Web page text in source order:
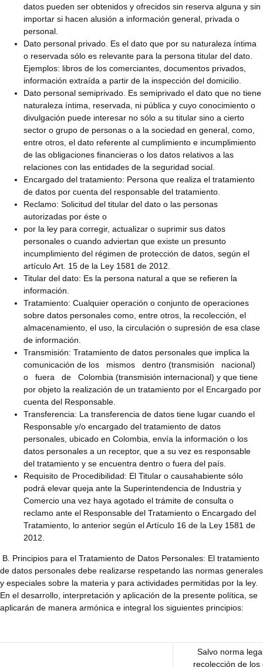
datos pueden ser obtenidos y ofrecidos sin reserva alguna y sin
importar si hacen alusión a información general, privada o
personal.
Dato personal privado. Es el dato que por su naturaleza íntima
o reservada sólo es relevante para la persona titular del dato.
Ejemplos: libros de los comerciantes, documentos privados,
información extraída a partir de la inspección del domicilio.
Dato personal semiprivado. Es semiprivado el dato que no tiene
naturaleza íntima, reservada, ni pública y cuyo conocimiento o
divulgación puede interesar no sólo a su titular sino a cierto
sector o grupo de personas o a la sociedad en general, como,
entre otros, el dato referente al cumplimiento e incumplimiento
de las obligaciones financieras o los datos relativos a las
relaciones con las entidades de la seguridad social.
Encargado del tratamiento: Persona que realiza el tratamiento
de datos por cuenta del responsable del tratamiento.
Reclamo: Solicitud del titular del dato o las personas
autorizadas por éste o
por la ley para corregir, actualizar o suprimir sus datos
personales o cuando adviertan que existe un presunto
incumplimiento del régimen de protección de datos, según el
artículo Art. 15 de la Ley 1581 de 2012.
Titular del dato: Es la persona natural a que se refieren la
información.
Tratamiento: Cualquier operación o conjunto de operaciones
sobre datos personales como, entre otros, la recolección, el
almacenamiento, el uso, la circulación o supresión de esa clase
de información.
Transmisión: Tratamiento de datos personales que implica la
comunicación de los mismos dentro (transmisión nacional)
o fuera de Colombia (transmisión internacional) y que tiene
por objeto la realización de un tratamiento por el Encargado por
cuenta del Responsable.
Transferencia: La transferencia de datos tiene lugar cuando el
Responsable y/o encargado del tratamiento de datos
personales, ubicado en Colombia, envía la información o los
datos personales a un receptor, que a su vez es responsable
del tratamiento y se encuentra dentro o fuera del país.
Requisito de Procedibilidad: El Titular o causahabiente sólo
podrá elevar queja ante la Superintendencia de Industria y
Comercio una vez haya agotado el trámite de consulta o
reclamo ante el Responsable del Tratamiento o Encargado del
Tratamiento, lo anterior según el Artículo 16 de la Ley 1581 de
2012.
B. Principios para el Tratamiento de Datos Personales: El tratamiento
de datos personales debe realizarse respetando las normas generales
y especiales sobre la materia y para actividades permitidas por la ley.
En el desarrollo, interpretación y aplicación de la presente política, se
aplicarán de manera armónica e integral los siguientes principios:
Salvo norma
recolección de